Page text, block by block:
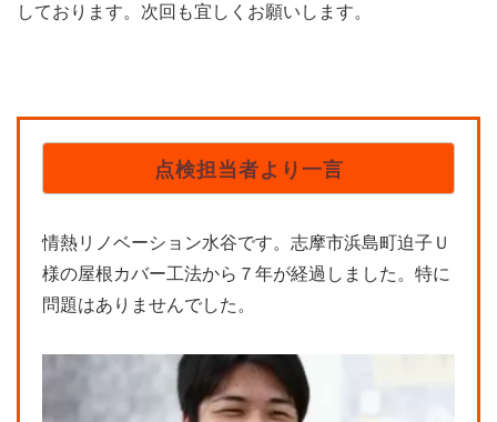
しております。次回も宜しくお願いします。
点検担当者より一言
情熱リノベーション水谷です。志摩市浜島町迫子Ｕ
様の屋根カバー工法から７年が経過しました。特に
問題はありませんでした。